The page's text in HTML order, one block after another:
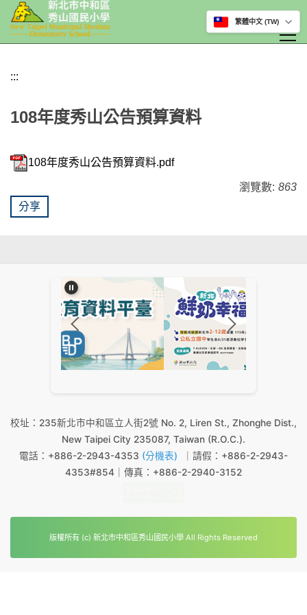
到
內
區
選擇網站語言
:::
108年度秀山公告預算資料
108年度秀山公告預算資料.pdf
瀏覽數: 863
分享
:::
校址：235新北市中和區立人街2號 No. 2, Liren St., Zhonghe Dist.,
New Taipei City 235087, Taiwan (R.O.C.).
電話：+886-2-2943-4353 (分機表)
｜請假：+886-2-2943-
4353#854｜傳真：+886-2-2940-3152
版權所有 (c) 新北市中和區秀山國民小學 All Rights Reserved